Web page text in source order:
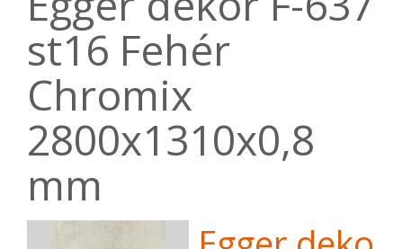
st16 Fehér
Chromix
2800x1310x0,8
mm